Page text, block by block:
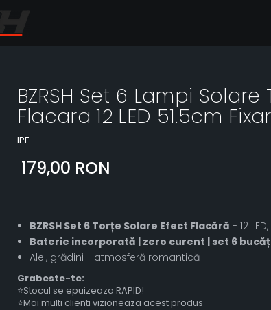
BZRSH Set 6 Lampi
Flacara 12 LED 51.5cm
IPF
179,00 RON
BZRSH Set 6 Torțe Solare Efect Flacără - 12
Baterie incorporată | zero curent | set 6
Alei, grădini - atmosferă romantică
Grabeste-te:
⭐Stocul se epuizeaza RAPID!
⭐Mai multi clienti vizioneaza acest produs